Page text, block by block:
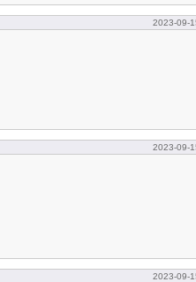
2023-09-
2023-09-
2023-09-